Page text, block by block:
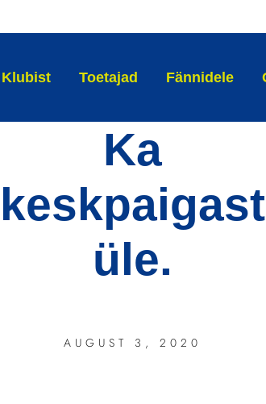
Klubist Toetajad Fännidele
Ka
keskpaigast
üle.
AUGUST 3, 2020